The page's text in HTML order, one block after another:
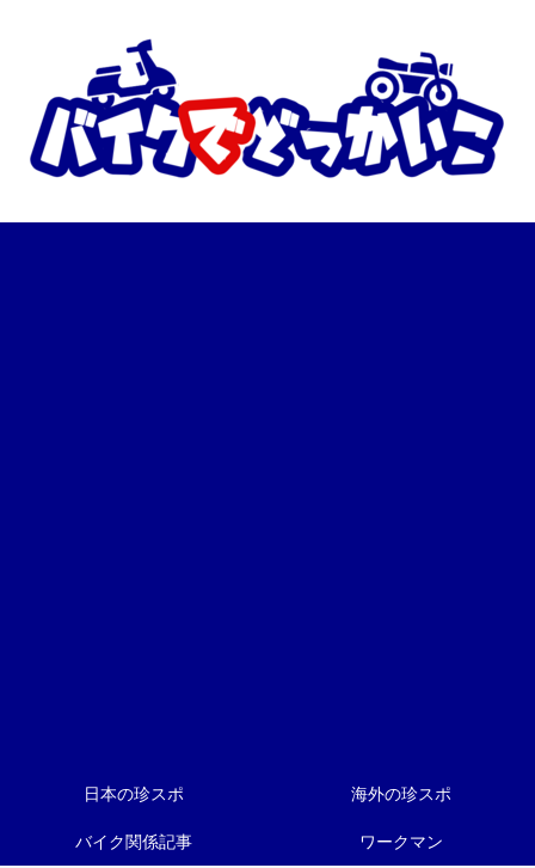
日本の珍スポ 海外の珍スポ
バイク関係記事 ワークマン